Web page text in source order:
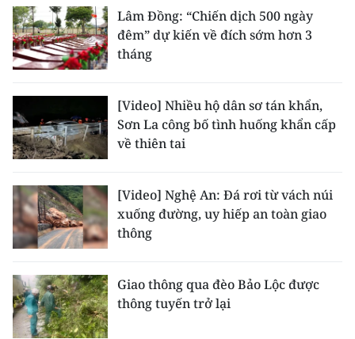
Lâm Đồng: “Chiến dịch 500 ngày
đêm” dự kiến về đích sớm hơn 3
tháng
[Video] Nhiều hộ dân sơ tán khẩn,
Sơn La công bố tình huống khẩn cấp
về thiên tai
[Video] Nghệ An: Đá rơi từ vách núi
xuống đường, uy hiếp an toàn giao
thông
Giao thông qua đèo Bảo Lộc được
thông tuyến trở lại